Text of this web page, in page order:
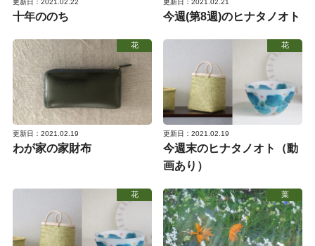
十年ののち 今週(第8週)のヒナタノオト
花
更新日：2021.02.19
わが家の家財布
花
更新日：2021.02.19
今週末のヒナタノオト（動
画あり）
花 葉